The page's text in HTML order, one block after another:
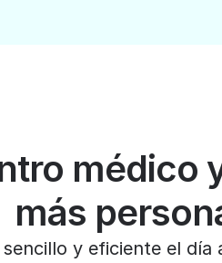
médico
más
y eficiente el